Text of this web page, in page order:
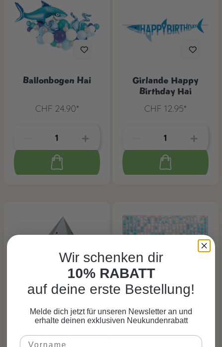
Ballonbogen Hai
CHF 24.90*
Girlande Happy
Birthday Hai
CHF 12.95*
Tischaufsteller Hai
Party
CHF 9.95*
Tischläufer
Pailetten schillernd
CHF 19.95*
Wir schenken dir
10% RABATT
auf deine erste Bestellung!
Melde dich jetzt für unseren Newsletter an und
erhalte deinen exklusiven Neukundenrabatt